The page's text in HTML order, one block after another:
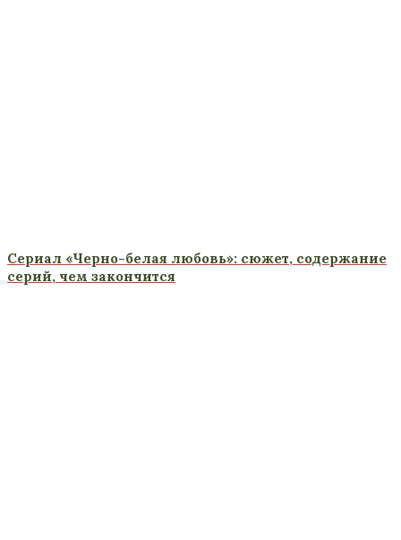
Сериал «Черно-белая любовь»: сюжет, содержание
серий, чем закончится